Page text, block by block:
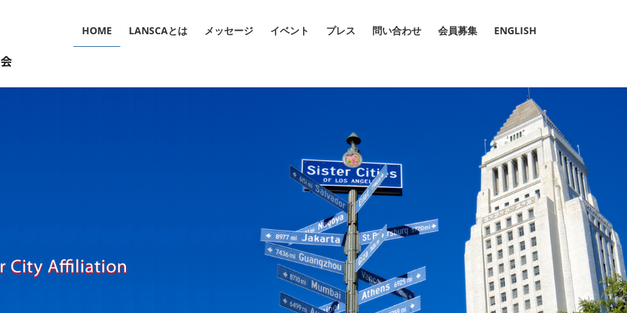
HOME LANSCAとは メッセージ イベント プレス 問い合わせ 会員募集 ENGLISH